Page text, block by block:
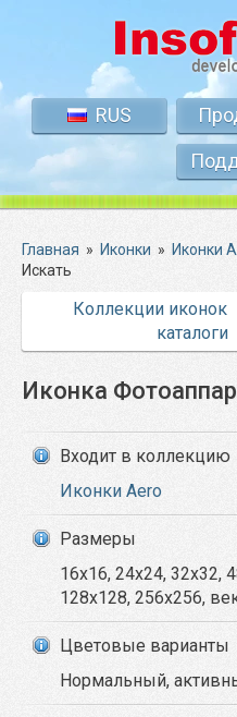
RUS
Главная » Иконки » Иконки
Искать
Коллекции иконок
каталоги
Иконка
Входит в коллекцию
Иконки Aero
Размеры
16x16, 24x24, 32x32,
128x128, 256x256,
Цветовые варианты
Нормальный,